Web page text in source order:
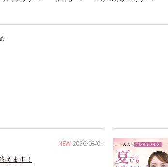
NEW 2026/08/01
えます！